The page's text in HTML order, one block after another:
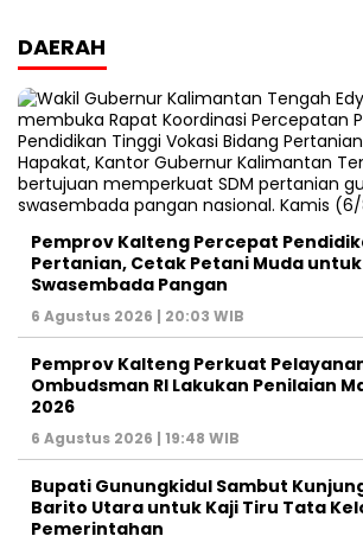
DAERAH
Pemprov Kalteng Percepat
Pertanian, Cetak Petani Muda
Swasembada Pangan
6 Agustus 2026 | 20:03 WIB
Pemprov Kalteng Perkuat
Ombudsman RI Lakukan Penilaian
2026
6 Agustus 2026 | 19:48 WIB
Bupati Gunungkidul Sambut
Barito Utara untuk Kaji Tiru Tata
Pemerintahan